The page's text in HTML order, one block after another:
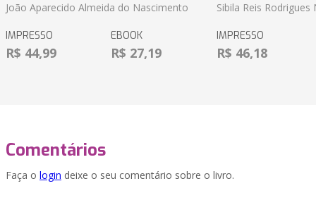
João Aparecido Almeida do Nascimento
IMPRESSO
R$ 44,99
EBOOK
R$ 27,19
Sibila Reis
IMPRESSO
R$ 46,18
Comentários
Faça o login deixe o seu comentário sobre o livro.